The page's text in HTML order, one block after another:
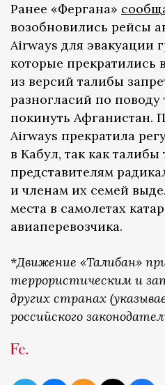
Ранее «Фергана»
возобновились рейсы
Airways для эвакуации
которые прекратились
из версий талибы
разногласий по
покинуть Афганистан.
Airways прекратила
в Кабул, так как
представителям
и членам их семей
места в самолетах
авиаперевозчика.
*Движение «Талибан»
террористическим и
других странах
российского